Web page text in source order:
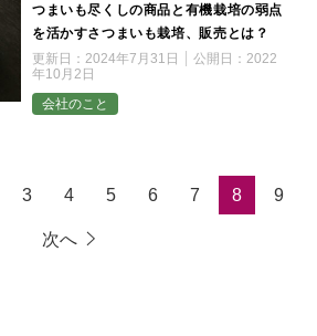
つまいも尽くしの商品と有機栽培の弱点
を活かすさつまいも栽培、販売とは？
更新日： 2024年7月31日 公開日： 2022
年10月2日
会社のこと
3 4 5 6 7 8 9
次へ